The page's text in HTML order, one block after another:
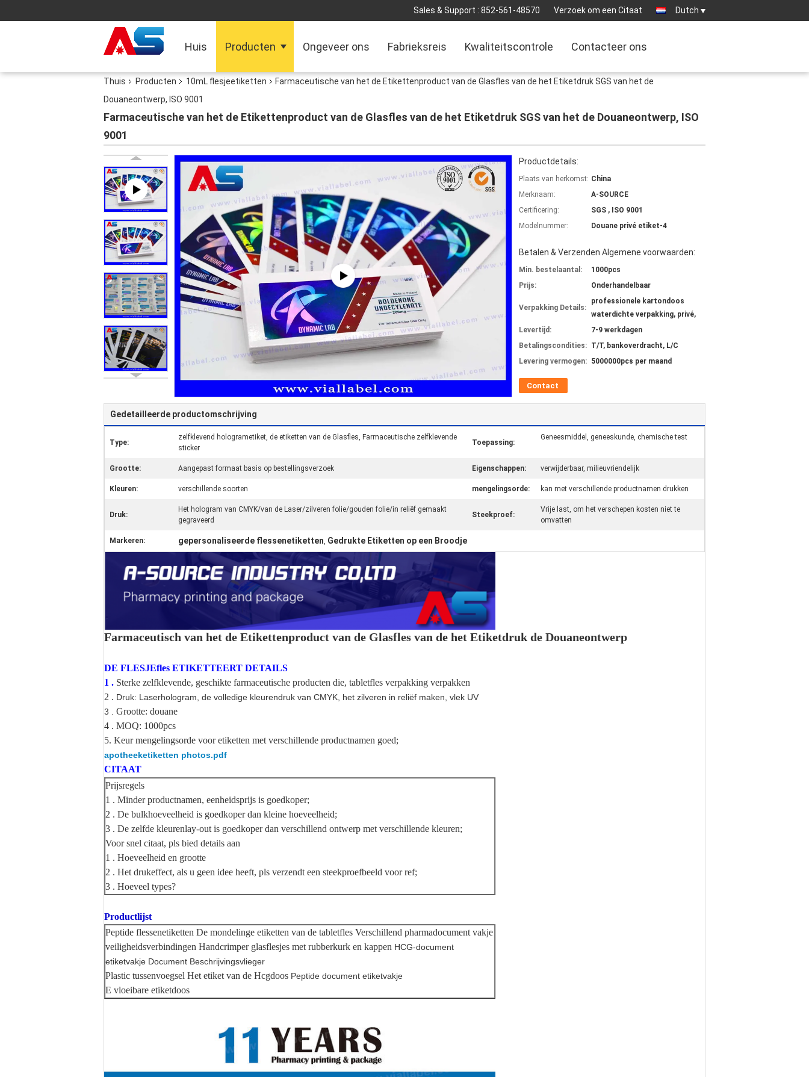
Sales & Support : 852-561-48570 Verzoek om een Citaat Dutch
Huis Producten Ongeveer ons Fabrieksreis Kwaliteitscontrole Contacteer ons
Thuis Producten 10mL flesjeetiketten
Farmaceutische van het de Etikettenproduct van de Glasfles van de het Etiketdruk SGS van het de
Douaneontwerp, ISO 9001
Farmaceutische van het de Etikettenproduct van de Glasfles van de het Etiketdruk SGS van het de Douaneontwerp, ISO
9001
Productdetails:
Plaats van herkomst: China
Merknaam:
A-SOURCE
Certificering:
SGS , ISO 9001
Modelnummer:
Douane privé etiket-4
Betalen & Verzenden Algemene voorwaarden:
Min. bestelaantal:
1000pcs
Prijs:
Onderhandelbaar
Verpakking Details:
professionele kartondoos
waterdichte verpakking, privé,
Levertijd:
7-9 werkdagen
Betalingscondities: T/T, bankoverdracht, L/C
Levering vermogen: 5000000pcs per maand
Contact
Gedetailleerde productomschrijving
Type:
zelfklevend hologrametiket, de etiketten van de Glasfles, Farmaceutische zelfklevende
sticker
Toepassing:
Geneesmiddel, geneeskunde, chemische test
Grootte: Aangepast formaat basis op bestellingsverzoek Eigenschappen: verwijderbaar, milieuvriendelijk
Kleuren: verschillende soorten mengelingsorde: kan met verschillende productnamen drukken
Druk:
Het hologram van CMYK/van de Laser/zilveren folie/gouden folie/in reliëf gemaakt
gegraveerd
Steekproef:
Vrije last, om het verschepen kosten niet te
omvatten
Markeren: gepersonaliseerde flessenetiketten, Gedrukte Etiketten op een Broodje
Farmaceutisch van het de Etikettenproduct van de Glasfles van de het Etiketdruk de Douaneontwerp
DE FLESJEfles ETIKETTEERT DETAILS
1 . Sterke zelfklevende, geschikte farmaceutische producten die, tabletfles verpakking verpakken
2 . Druk: Laserhologram, de volledige kleurendruk van CMYK, het zilveren in reliëf maken, vlek UV
3 . Grootte: douane
4 . MOQ: 1000pcs
5. Keur mengelingsorde voor etiketten met verschillende productnamen goed;
apotheeketiketten photos.pdf
CITAAT
Prijsregels
1 . Minder productnamen, eenheidsprijs is goedkoper;
2 . De bulkhoeveelheid is goedkoper dan kleine hoeveelheid;
3 . De zelfde kleurenlay-out is goedkoper dan verschillend ontwerp met verschillende kleuren;
Voor snel citaat, pls bied details aan
1 . Hoeveelheid en grootte
2 . Het drukeffect, als u geen idee heeft, pls verzendt een steekproefbeeld voor ref;
3 . Hoeveel types?
Productlijst
Peptide flessenetiketten De mondelinge etiketten van de tabletfles Verschillend pharmadocument vakje
veiligheidsverbindingen Handcrimper glasflesjes met rubberkurk en kappen HCG-document
etiketvakje Document Beschrijvingsvlieger
Plastic tussenvoegsel Het etiket van de Hcgdoos Peptide document etiketvakje
E vloeibare etiketdoos